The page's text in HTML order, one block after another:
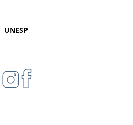
UNESP